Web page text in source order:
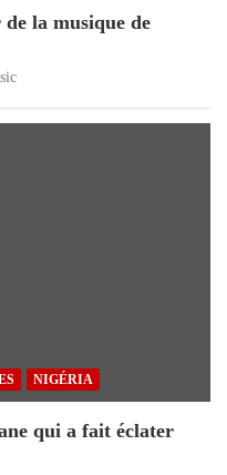
la musique de
NIGÉRIA
qui a fait éclater